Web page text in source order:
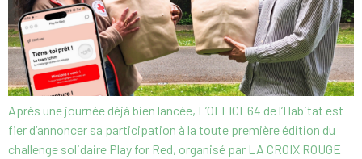
Après une journée déjà bien lancée, L’OFFICE64 de l’Habitat est
fier d’annoncer sa participation à la toute première édition du
challenge solidaire Play for Red, organisé par LA CROIX ROUGE